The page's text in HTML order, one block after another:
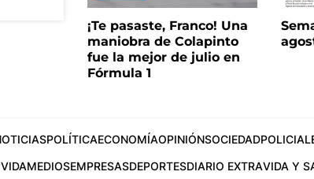
¡Te pasaste, Franco! Una
maniobra de Colapinto
fue la mejor de julio en
Fórmula 1
POLÍTICAECONOMÍAOPINIÓNSOCIEDAD
MEDIOSEMPRESASDEPORTESDIARIO EXTRAVIDA Y